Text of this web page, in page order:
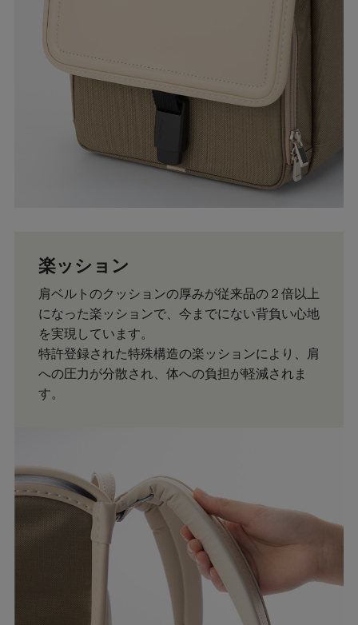
楽ッション
肩ベルトのクッションの厚みが従来品の２倍以上
になった楽ッションで、今までにない背負い心地
を実現しています。
特許登録された特殊構造の楽ッションにより、肩
への圧力が分散され、体への負担が軽減されま
す。